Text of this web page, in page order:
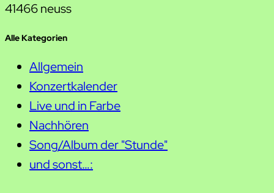
41466 neuss
Alle Kategorien
Allgemein
Konzertkalender
Live und in Farbe
Nachhören
Song/Album der "Stunde"
und sonst…: